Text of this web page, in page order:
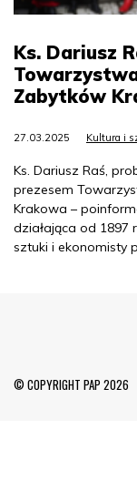
Ks. Dariusz
Zabytków
27.03.2025 Kultura i
Ks. Dariusz Raś,
prezesem
Krakowa –
działająca od 1897
sztuki i ekonomisty
© COPYRIGHT PAP 2026